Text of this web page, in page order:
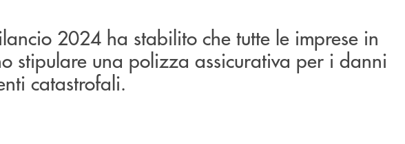
2024 ha stabilito che tutte le imprese in
stipulare una polizza assicurativa per i danni
catastrofali.